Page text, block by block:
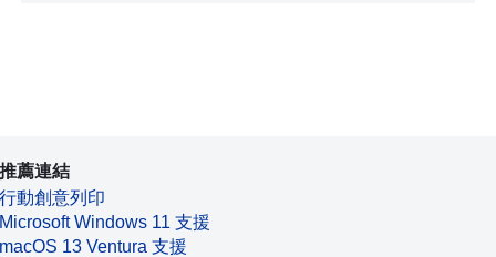
推薦連結
行動創意列印
Microsoft Windows 11 支援
macOS 13 Ventura 支援